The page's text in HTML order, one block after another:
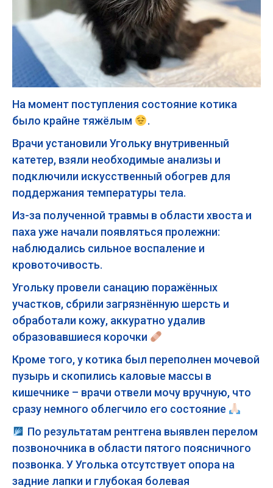
На момент поступления состояние котика
было крайне тяжёлым
.
Врачи установили Угольку внутривенный
катетер, взяли необходимые анализы и
подключили искусственный обогрев для
поддержания температуры тела.
Из-за полученной травмы в области хвоста и
паха уже начали появляться пролежни:
наблюдались сильное воспаление и
кровоточивость.
Угольку провели санацию поражённых
участков, сбрили загрязнённую шерсть и
обработали кожу, аккуратно удалив
образовавшиеся корочки
Кроме того, у котика был переполнен мочевой
пузырь и скопились каловые массы в
кишечнике – врачи отвели мочу вручную, что
сразу немного облегчило его состояние
По результатам рентгена выявлен перелом
позвоночника в области пятого поясничного
позвонка. У Уголька отсутствует опора на
задние лапки и глубокая болевая